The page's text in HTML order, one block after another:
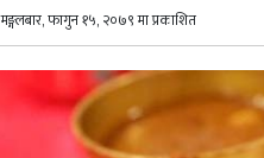
मङ्गलबार, फागुन १५, २०७९ मा प्रकाशित